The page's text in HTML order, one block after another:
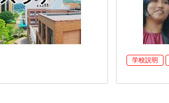
学校説明